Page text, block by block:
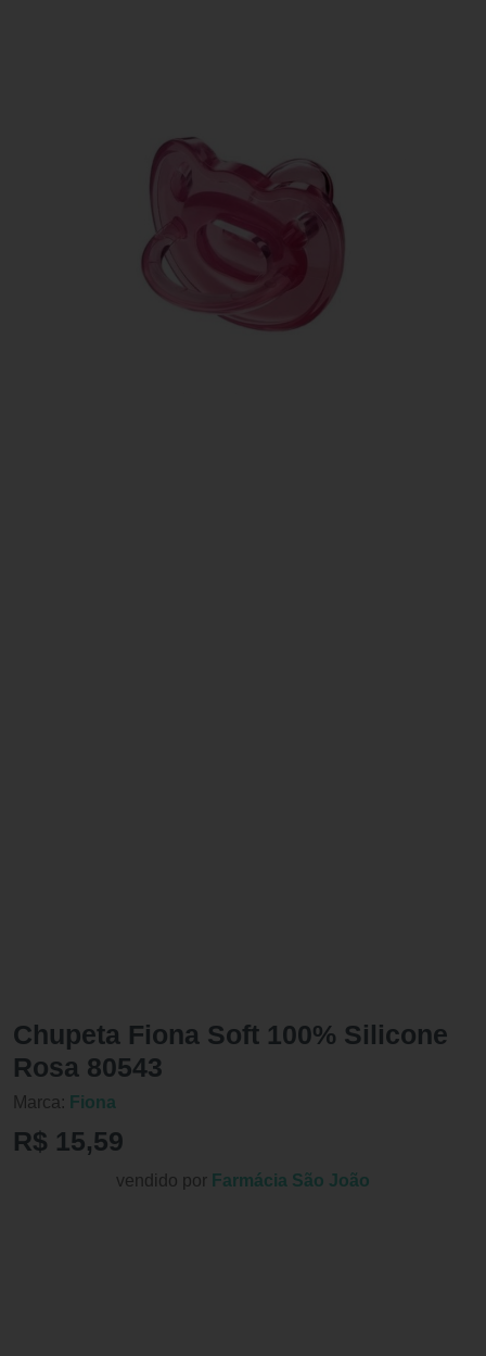
Chupeta Fiona Soft 100% Silicone
Rosa 80543
Marca: Fiona
R$ 15,59
vendido por Farmácia São João